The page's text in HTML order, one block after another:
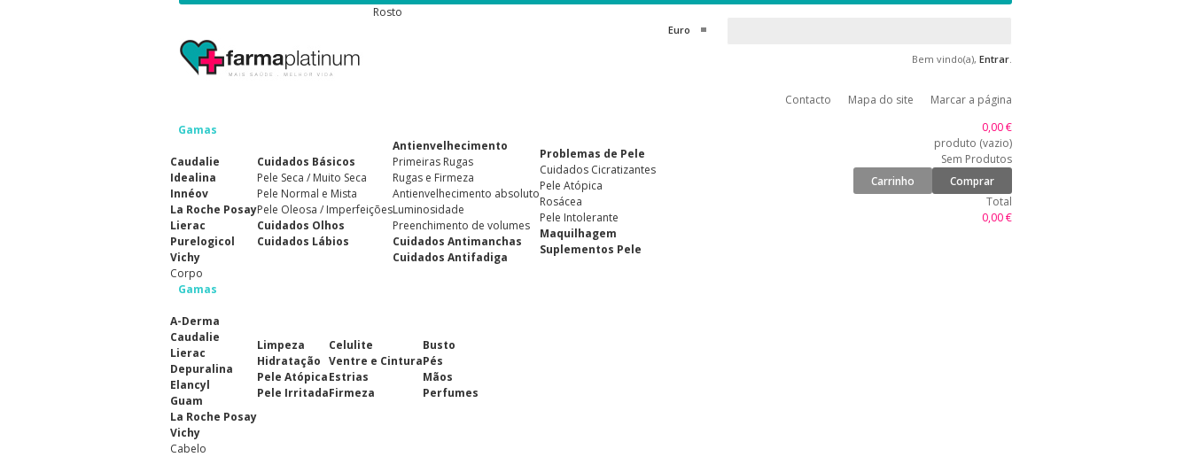
Euro
Bem vindo(a), Entrar.
Contacto Mapa do site
Marcar a página
0,00 €
produto (vazio)
Sem Produtos
Carrinho
Comprar
Total
0,00 €
Rosto
Gamas
Caudalie
Idealina
Innéov
La Roche Posay
Lierac
Purelogicol
Vichy
Cuidados Básicos
Pele Seca / Muito Seca
Pele Normal e Mista
Pele Oleosa / Imperfeições
Cuidados Olhos
Cuidados Lábios
Antienvelhecimento
Primeiras Rugas
Rugas e Firmeza
Antienvelhecimento absoluto
Luminosidade
Preenchimento de volumes
Cuidados Antimanchas
Cuidados Antifadiga
Problemas de Pele
Cuidados Cicratizantes
Pele Atópica
Rosácea
Pele Intolerante
Maquilhagem
Suplementos Pele
Corpo
Gamas
A-Derma
Caudalie
Lierac
Depuralina
Elancyl
Guam
La Roche Posay
Vichy
Limpeza
Hidratação
Pele Atópica
Pele Irritada
Celulite
Ventre e Cintura
Estrias
Firmeza
Busto
Pés
Mãos
Perfumes
Cabelo